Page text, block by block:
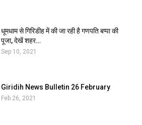
धूमधाम से गिरिडीह में की जा रही है गणपति बप्पा की
पूजा, देखें शहर…
Sep 10, 2021
Giridih News Bulletin 26 February
Feb 26, 2021